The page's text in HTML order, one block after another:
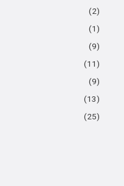
(2)
(1)
(9)
(11)
(9)
(13)
(25)